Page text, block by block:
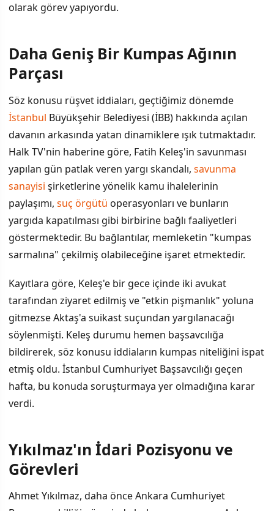
olarak görev yapıyordu.
Daha Geniş Bir Kumpas Ağının
Parçası
Söz konusu rüşvet iddiaları, geçtiğimiz dönemde
İstanbul Büyükşehir Belediyesi (İBB) hakkında açılan
davanın arkasında yatan dinamiklere ışık tutmaktadır.
Halk TV'nin haberine göre, Fatih Keleş'in savunması
yapılan gün patlak veren yargı skandalı, savunma
sanayisi şirketlerine yönelik kamu ihalelerinin
paylaşımı, suç örgütü operasyonları ve bunların
yargıda kapatılması gibi birbirine bağlı faaliyetleri
göstermektedir. Bu bağlantılar, memleketin "kumpas
sarmalına" çekilmiş olabileceğine işaret etmektedir.
Kayıtlara göre, Keleş'e bir gece içinde iki avukat
tarafından ziyaret edilmiş ve "etkin pişmanlık" yoluna
gitmezse Aktaş'a suikast suçundan yargılanacağı
söylenmişti. Keleş durumu hemen başsavcılığa
bildirerek, söz konusu iddiaların kumpas niteliğini ispat
etmiş oldu. İstanbul Cumhuriyet Başsavcılığı geçen
hafta, bu konuda soruşturmaya yer olmadığına karar
verdi.
Yıkılmaz'ın İdari Pozisyonu ve
Görevleri
Ahmet Yıkılmaz, daha önce Ankara Cumhuriyet